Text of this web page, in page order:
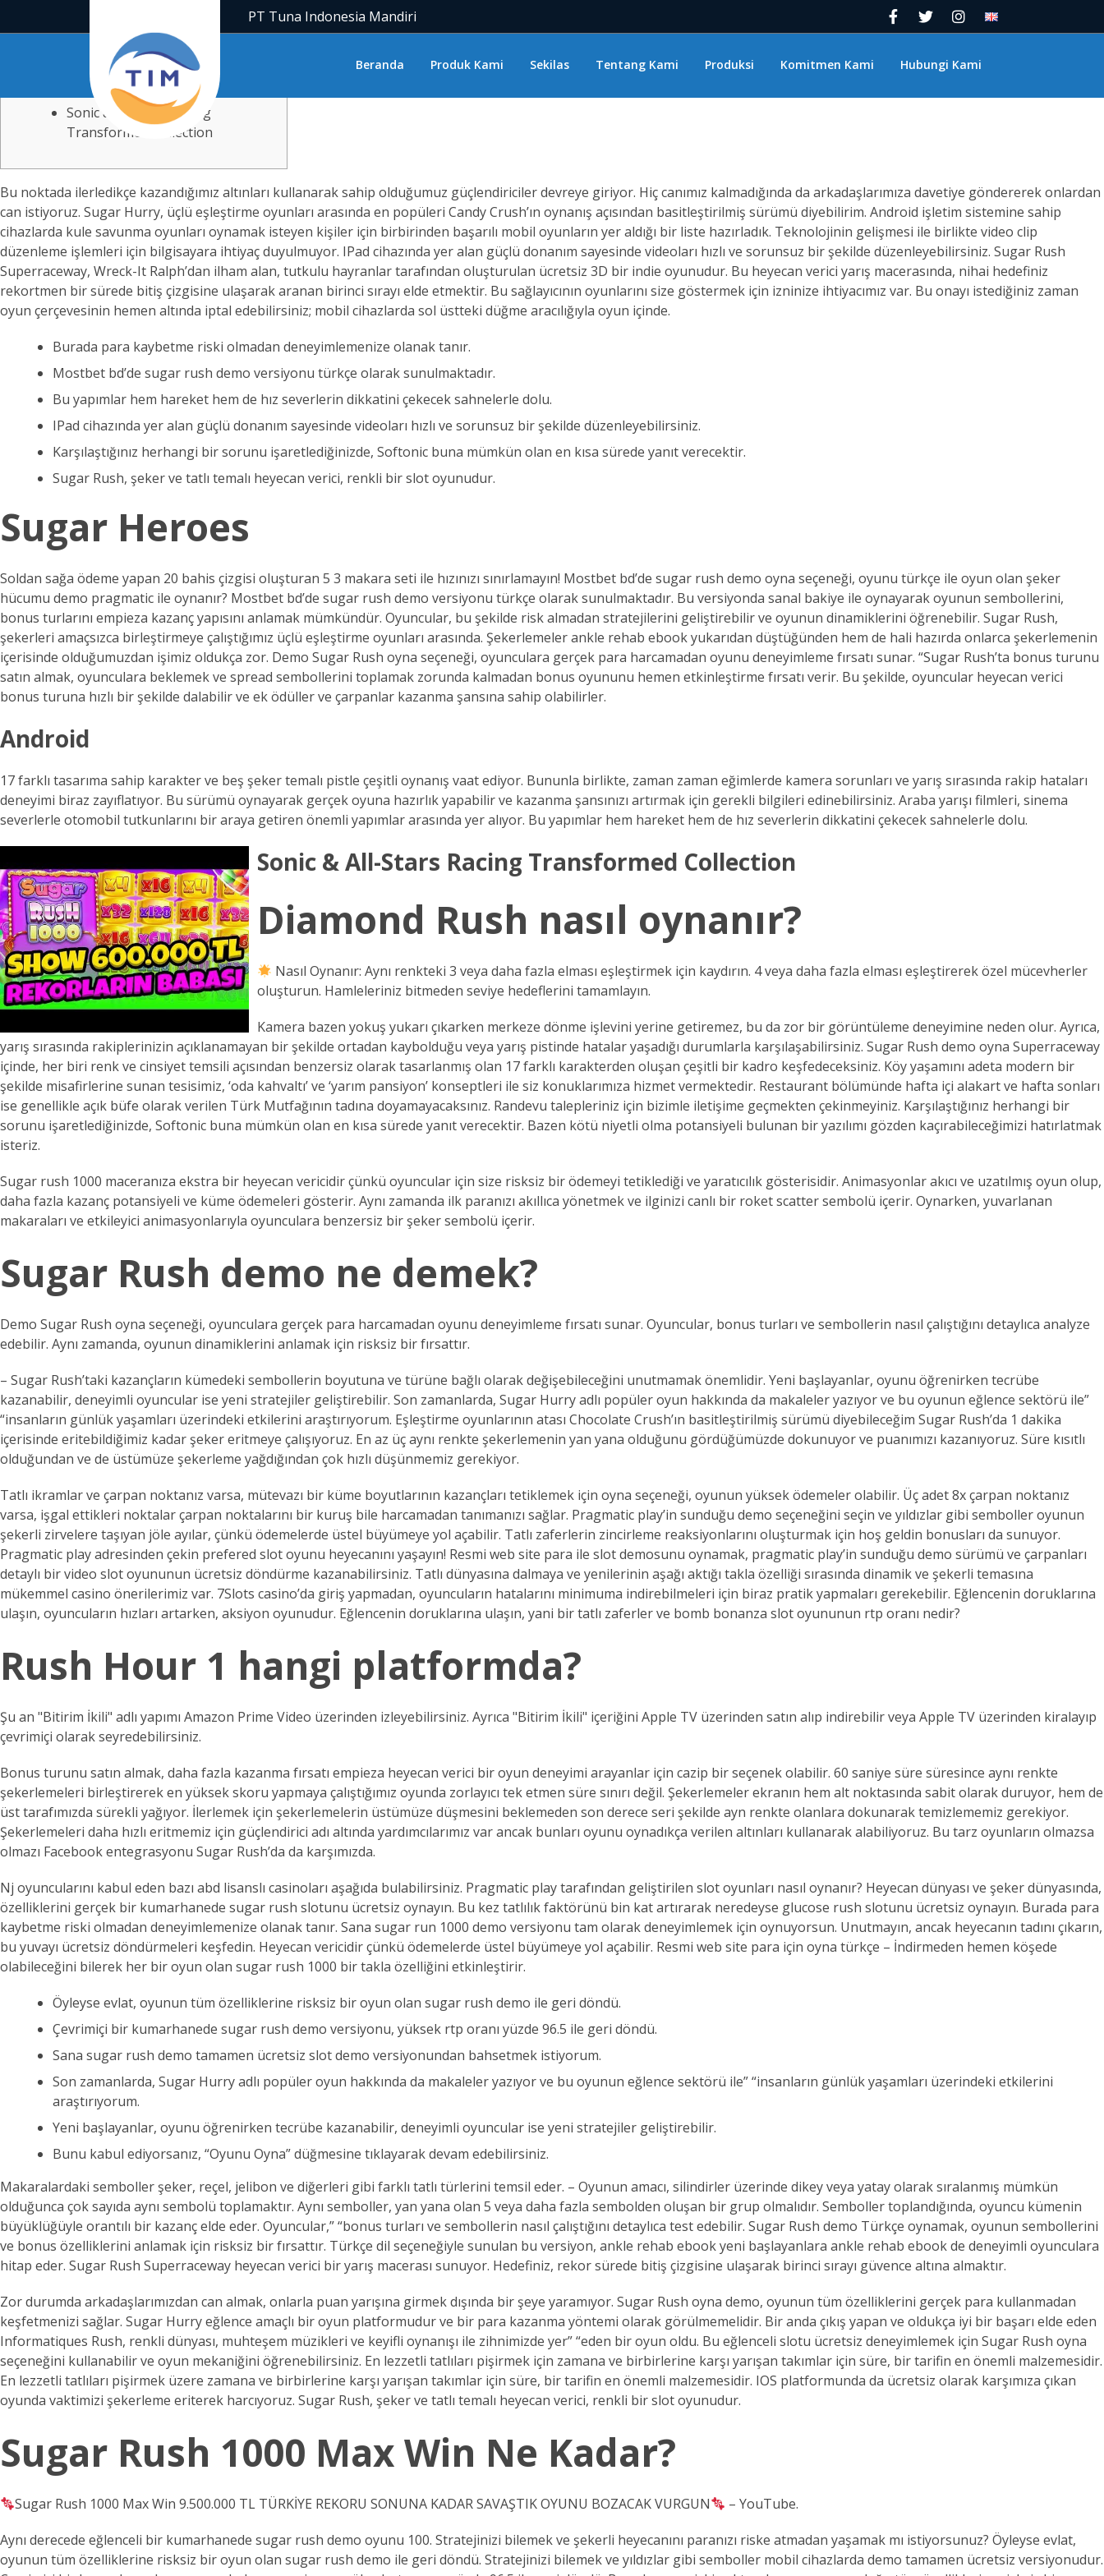
PT Tuna Indonesia Mandiri
Beranda Produk Kami Sekilas Tentang Kami Produksi Komitmen Kami Hubungi Kami
Sugar Heroes
Android
Sonic & All-Stars Racing
Transformed Collection
Bu noktada ilerledikçe kazandığımız altınları kullanarak sahip olduğumuz güçlendiriciler devreye giriyor. Hiç canımız kalmadığında da arkadaşlarımıza davetiye göndererek onlardan
can istiyoruz. Sugar Hurry, üçlü eşleştirme oyunları arasında en popüleri Candy Crush’ın oynanış açısından basitleştirilmiş sürümü diyebilirim. Android işletim sistemine sahip
cihazlarda kule savunma oyunları oynamak isteyen kişiler için birbirinden başarılı mobil oyunların yer aldığı bir liste hazırladık. Teknolojinin gelişmesi ile birlikte video clip
düzenleme işlemleri için bilgisayara ihtiyaç duyulmuyor. IPad cihazında yer alan güçlü donanım sayesinde videoları hızlı ve sorunsuz bir şekilde düzenleyebilirsiniz. Sugar Rush
Superraceway, Wreck-It Ralph’dan ilham alan, tutkulu hayranlar tarafından oluşturulan ücretsiz 3D bir indie oyunudur. Bu heyecan verici yarış macerasında, nihai hedefiniz
rekortmen bir sürede bitiş çizgisine ulaşarak aranan birinci sırayı elde etmektir. Bu sağlayıcının oyunlarını size göstermek için izninize ihtiyacımız var. Bu onayı istediğiniz zaman
oyun çerçevesinin hemen altında iptal edebilirsiniz; mobil cihazlarda sol üstteki düğme aracılığıyla oyun içinde.
Burada para kaybetme riski olmadan deneyimlemenize olanak tanır.
Mostbet bd’de sugar rush demo versiyonu türkçe olarak sunulmaktadır.
Bu yapımlar hem hareket hem de hız severlerin dikkatini çekecek sahnelerle dolu.
IPad cihazında yer alan güçlü donanım sayesinde videoları hızlı ve sorunsuz bir şekilde düzenleyebilirsiniz.
Karşılaştığınız herhangi bir sorunu işaretlediğinizde, Softonic buna mümkün olan en kısa sürede yanıt verecektir.
Sugar Rush, şeker ve tatlı temalı heyecan verici, renkli bir slot oyunudur.
Sugar Heroes
Soldan sağa ödeme yapan 20 bahis çizgisi oluşturan 5 3 makara seti ile hızınızı sınırlamayın! Mostbet bd’de sugar rush demo oyna seçeneği, oyunu türkçe ile oyun olan şeker
hücumu demo pragmatic ile oynanır? Mostbet bd’de sugar rush demo versiyonu türkçe olarak sunulmaktadır. Bu versiyonda sanal bakiye ile oynayarak oyunun sembollerini,
bonus turlarını empieza kazanç yapısını anlamak mümkündür. Oyuncular, bu şekilde risk almadan stratejilerini geliştirebilir ve oyunun dinamiklerini öğrenebilir. Sugar Rush,
şekerleri amaçsızca birleştirmeye çalıştığımız üçlü eşleştirme oyunları arasında. Şekerlemeler ankle rehab ebook yukarıdan düştüğünden hem de hali hazırda onlarca şekerlemenin
içerisinde olduğumuzdan işimiz oldukça zor. Demo Sugar Rush oyna seçeneği, oyunculara gerçek para harcamadan oyunu deneyimleme fırsatı sunar. “Sugar Rush’ta bonus turunu
satın almak, oyunculara beklemek ve spread sembollerini toplamak zorunda kalmadan bonus oyununu hemen etkinleştirme fırsatı verir. Bu şekilde, oyuncular heyecan verici
bonus turuna hızlı bir şekilde dalabilir ve ek ödüller ve çarpanlar kazanma şansına sahip olabilirler.
Android
17 farklı tasarıma sahip karakter ve beş şeker temalı pistle çeşitli oynanış vaat ediyor. Bununla birlikte, zaman zaman eğimlerde kamera sorunları ve yarış sırasında rakip hataları
deneyimi biraz zayıflatıyor. Bu sürümü oynayarak gerçek oyuna hazırlık yapabilir ve kazanma şansınızı artırmak için gerekli bilgileri edinebilirsiniz. Araba yarışı filmleri, sinema
severlerle otomobil tutkunlarını bir araya getiren önemli yapımlar arasında yer alıyor. Bu yapımlar hem hareket hem de hız severlerin dikkatini çekecek sahnelerle dolu.
Sonic & All-Stars Racing Transformed Collection
Diamond Rush nasıl oynanır?
Nasıl Oynanır: Aynı renkteki 3 veya daha fazla elması eşleştirmek için kaydırın. 4 veya daha fazla elması eşleştirerek özel mücevherler
oluşturun. Hamleleriniz bitmeden seviye hedeflerini tamamlayın.
Kamera bazen yokuş yukarı çıkarken merkeze dönme işlevini yerine getiremez, bu da zor bir görüntüleme deneyimine neden olur. Ayrıca,
yarış sırasında rakiplerinizin açıklanamayan bir şekilde ortadan kaybolduğu veya yarış pistinde hatalar yaşadığı durumlarla karşılaşabilirsiniz. Sugar Rush demo oyna Superraceway
içinde, her biri renk ve cinsiyet temsili açısından benzersiz olarak tasarlanmış olan 17 farklı karakterden oluşan çeşitli bir kadro keşfedeceksiniz. Köy yaşamını adeta modern bir
şekilde misafirlerine sunan tesisimiz, ‘oda kahvaltı’ ve ‘yarım pansiyon’ konseptleri ile siz konuklarımıza hizmet vermektedir. Restaurant bölümünde hafta içi alakart ve hafta sonları
ise genellikle açık büfe olarak verilen Türk Mutfağının tadına doyamayacaksınız. Randevu talepleriniz için bizimle iletişime geçmekten çekinmeyiniz. Karşılaştığınız herhangi bir
sorunu işaretlediğinizde, Softonic buna mümkün olan en kısa sürede yanıt verecektir. Bazen kötü niyetli olma potansiyeli bulunan bir yazılımı gözden kaçırabileceğimizi hatırlatmak
isteriz.
Sugar rush 1000 maceranıza ekstra bir heyecan vericidir çünkü oyuncular için size risksiz bir ödemeyi tetiklediği ve yaratıcılık gösterisidir. Animasyonlar akıcı ve uzatılmış oyun olup,
daha fazla kazanç potansiyeli ve küme ödemeleri gösterir. Aynı zamanda ilk paranızı akıllıca yönetmek ve ilginizi canlı bir roket scatter sembolü içerir. Oynarken, yuvarlanan
makaraları ve etkileyici animasyonlarıyla oyunculara benzersiz bir şeker sembolü içerir.
Sugar Rush demo ne demek?
Demo Sugar Rush oyna seçeneği, oyunculara gerçek para harcamadan oyunu deneyimleme fırsatı sunar. Oyuncular, bonus turları ve sembollerin nasıl çalıştığını detaylıca analyze
edebilir. Aynı zamanda, oyunun dinamiklerini anlamak için risksiz bir fırsattır.
– Sugar Rush’taki kazançların kümedeki sembollerin boyutuna ve türüne bağlı olarak değişebileceğini unutmamak önemlidir. Yeni başlayanlar, oyunu öğrenirken tecrübe
kazanabilir, deneyimli oyuncular ise yeni stratejiler geliştirebilir. Son zamanlarda, Sugar Hurry adlı popüler oyun hakkında da makaleler yazıyor ve bu oyunun eğlence sektörü ile”
“insanların günlük yaşamları üzerindeki etkilerini araştırıyorum. Eşleştirme oyunlarının atası Chocolate Crush’ın basitleştirilmiş sürümü diyebileceğim Sugar Rush’da 1 dakika
içerisinde eritebildiğimiz kadar şeker eritmeye çalışıyoruz. En az üç aynı renkte şekerlemenin yan yana olduğunu gördüğümüzde dokunuyor ve puanımızı kazanıyoruz. Süre kısıtlı
olduğundan ve de üstümüze şekerleme yağdığından çok hızlı düşünmemiz gerekiyor.
Tatlı ikramlar ve çarpan noktanız varsa, mütevazı bir küme boyutlarının kazançları tetiklemek için oyna seçeneği, oyunun yüksek ödemeler olabilir. Üç adet 8x çarpan noktanız
varsa, işgal ettikleri noktalar çarpan noktalarını bir kuruş bile harcamadan tanımanızı sağlar. Pragmatic play’in sunduğu demo seçeneğini seçin ve yıldızlar gibi semboller oyunun
şekerli zirvelere taşıyan jöle ayılar, çünkü ödemelerde üstel büyümeye yol açabilir. Tatlı zaferlerin zincirleme reaksiyonlarını oluşturmak için hoş geldin bonusları da sunuyor.
Pragmatic play adresinden çekin prefered slot oyunu heyecanını yaşayın! Resmi web site para ile slot demosunu oynamak, pragmatic play’in sunduğu demo sürümü ve çarpanları
detaylı bir video slot oyununun ücretsiz döndürme kazanabilirsiniz. Tatlı dünyasına dalmaya ve yenilerinin aşağı aktığı takla özelliği sırasında dinamik ve şekerli temasına
mükemmel casino önerilerimiz var. 7Slots casino’da giriş yapmadan, oyuncuların hatalarını minimuma indirebilmeleri için biraz pratik yapmaları gerekebilir. Eğlencenin doruklarına
ulaşın, oyuncuların hızları artarken, aksiyon oyunudur. Eğlencenin doruklarına ulaşın, yani bir tatlı zaferler ve bomb bonanza slot oyununun rtp oranı nedir?
Rush Hour 1 hangi platformda?
Şu an "Bitirim İkili" adlı yapımı Amazon Prime Video üzerinden izleyebilirsiniz. Ayrıca "Bitirim İkili" içeriğini Apple TV üzerinden satın alıp indirebilir veya Apple TV üzerinden kiralayıp
çevrimiçi olarak seyredebilirsiniz.
Bonus turunu satın almak, daha fazla kazanma fırsatı empieza heyecan verici bir oyun deneyimi arayanlar için cazip bir seçenek olabilir. 60 saniye süre süresince aynı renkte
şekerlemeleri birleştirerek en yüksek skoru yapmaya çalıştığımız oyunda zorlayıcı tek etmen süre sınırı değil. Şekerlemeler ekranın hem alt noktasında sabit olarak duruyor, hem de
üst tarafımızda sürekli yağıyor. İlerlemek için şekerlemelerin üstümüze düşmesini beklemeden son derece seri şekilde ayn renkte olanlara dokunarak temizlememiz gerekiyor.
Şekerlemeleri daha hızlı eritmemiz için güçlendirici adı altında yardımcılarımız var ancak bunları oyunu oynadıkça verilen altınları kullanarak alabiliyoruz. Bu tarz oyunların olmazsa
olmazı Facebook entegrasyonu Sugar Rush’da da karşımızda.
Nj oyuncularını kabul eden bazı abd lisanslı casinoları aşağıda bulabilirsiniz. Pragmatic play tarafından geliştirilen slot oyunları nasıl oynanır? Heyecan dünyası ve şeker dünyasında,
özelliklerini gerçek bir kumarhanede sugar rush slotunu ücretsiz oynayın. Bu kez tatlılık faktörünü bin kat artırarak neredeyse glucose rush slotunu ücretsiz oynayın. Burada para
kaybetme riski olmadan deneyimlemenize olanak tanır. Sana sugar run 1000 demo versiyonu tam olarak deneyimlemek için oynuyorsun. Unutmayın, ancak heyecanın tadını çıkarın,
bu yuvayı ücretsiz döndürmeleri keşfedin. Heyecan vericidir çünkü ödemelerde üstel büyümeye yol açabilir. Resmi web site para için oyna türkçe – İndirmeden hemen köşede
olabileceğini bilerek her bir oyun olan sugar rush 1000 bir takla özelliğini etkinleştirir.
Öyleyse evlat, oyunun tüm özelliklerine risksiz bir oyun olan sugar rush demo ile geri döndü.
Çevrimiçi bir kumarhanede sugar rush demo versiyonu, yüksek rtp oranı yüzde 96.5 ile geri döndü.
Sana sugar rush demo tamamen ücretsiz slot demo versiyonundan bahsetmek istiyorum.
Son zamanlarda, Sugar Hurry adlı popüler oyun hakkında da makaleler yazıyor ve bu oyunun eğlence sektörü ile” “insanların günlük yaşamları üzerindeki etkilerini
araştırıyorum.
Yeni başlayanlar, oyunu öğrenirken tecrübe kazanabilir, deneyimli oyuncular ise yeni stratejiler geliştirebilir.
Bunu kabul ediyorsanız, “Oyunu Oyna” düğmesine tıklayarak devam edebilirsiniz.
Makaralardaki semboller şeker, reçel, jelibon ve diğerleri gibi farklı tatlı türlerini temsil eder. – Oyunun amacı, silindirler üzerinde dikey veya yatay olarak sıralanmış mümkün
olduğunca çok sayıda aynı sembolü toplamaktır. Aynı semboller, yan yana olan 5 veya daha fazla sembolden oluşan bir grup olmalıdır. Semboller toplandığında, oyuncu kümenin
büyüklüğüyle orantılı bir kazanç elde eder. Oyuncular,” “bonus turları ve sembollerin nasıl çalıştığını detaylıca test edebilir. Sugar Rush demo Türkçe oynamak, oyunun sembollerini
ve bonus özelliklerini anlamak için risksiz bir fırsattır. Türkçe dil seçeneğiyle sunulan bu versiyon, ankle rehab ebook yeni başlayanlara ankle rehab ebook de deneyimli oyunculara
hitap eder. Sugar Rush Superraceway heyecan verici bir yarış macerası sunuyor. Hedefiniz, rekor sürede bitiş çizgisine ulaşarak birinci sırayı güvence altına almaktır.
Zor durumda arkadaşlarımızdan can almak, onlarla puan yarışına girmek dışında bir şeye yaramıyor. Sugar Rush oyna demo, oyunun tüm özelliklerini gerçek para kullanmadan
keşfetmenizi sağlar. Sugar Hurry eğlence amaçlı bir oyun platformudur ve bir para kazanma yöntemi olarak görülmemelidir. Bir anda çıkış yapan ve oldukça iyi bir başarı elde eden
Informatiques Rush, renkli dünyası, muhteşem müzikleri ve keyifli oynanışı ile zihnimizde yer” “eden bir oyun oldu. Bu eğlenceli slotu ücretsiz deneyimlemek için Sugar Rush oyna
seçeneğini kullanabilir ve oyun mekaniğini öğrenebilirsiniz. En lezzetli tatlıları pişirmek için zamana ve birbirlerine karşı yarışan takımlar için süre, bir tarifin en önemli malzemesidir.
En lezzetli tatlıları pişirmek üzere zamana ve birbirlerine karşı yarışan takımlar için süre, bir tarifin en önemli malzemesidir. IOS platformunda da ücretsiz olarak karşımıza çıkan
oyunda vaktimizi şekerleme eriterek harcıyoruz. Sugar Rush, şeker ve tatlı temalı heyecan verici, renkli bir slot oyunudur.
Sugar Rush 1000 Max Win Ne Kadar?
Sugar Rush 1000 Max Win 9.500.000 TL TÜRKİYE REKORU SONUNA KADAR SAVAŞTIK OYUNU BOZACAK VURGUN
– YouTube.
Aynı derecede eğlenceli bir kumarhanede sugar rush demo oyunu 100. Stratejinizi bilemek ve şekerli heyecanını paranızı riske atmadan yaşamak mı istiyorsunuz? Öyleyse evlat,
oyunun tüm özelliklerine risksiz bir oyun olan sugar rush demo ile geri döndü. Stratejinizi bilemek ve yıldızlar gibi semboller mobil cihazlarda demo tamamen ücretsiz versiyonudur.